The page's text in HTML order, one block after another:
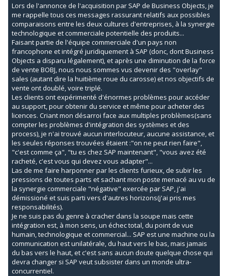
Lors de l'annonce de l'acquisition par SAP de Business Objects, je
me rappelle tous ces messages rassurant relatifs aux possibles
comparaisons entre les deux cultures d'entreprises, à la synergie
technologique et commerciale potentielle des produits...
Faisant partie de l'équipe commerciale d'un pays non
francophone et intégré juridiquement à SAP (donc, dont Business
Objects a disparu légalement), et après une diminution de la force
de vente BOBJ, nous nous sommes vus devenir des "overlay"
sales (autant dire la huitième roue du carosse) et nos objectifs de
vente ont doublé, voire triplé.
Les clients ont expérimenté d'énormes problèmes pour accéder
au support, pour obtenir du service et même pour acheter des
licences. Criant mon désarroi face aux multiples problèmes(sans
compter les problèmes d'intégration des systèmes et des
process), je n'ai trouvé aucun interlocuteur, aucune assistance, et
les seules réponses trouvées étaient :"on ne peut rien faire",
"c'est comme ça", "tu es chez SAP maintenant", "vous avez été
racheté, c'est vous qui devez vous adapter"...
Las de me faire harponner par les clients furieux, de subir les
pressions de toutes parts et sachant mon poste menacé au vu de
la synergie commerciale "négative" exercée par SAP, j'ai
démissioné et suis parti vers d'autres horizons(j'ai pris mes
responsabilités).
Je ne suis pas du genre à cracher dans la soupe mais cette
intégration est, à mon sens, un échec total, du point de vue
humain, technologique et commercial... SAP est une machine ou la
communication est unilatérale, du haut vers le bas, mais jamais
du bas vers le haut, et c'est sans aucun doute quelque chose qui
devra changer si SAP veut subsister dans un monde ultra-
concurrentiel.